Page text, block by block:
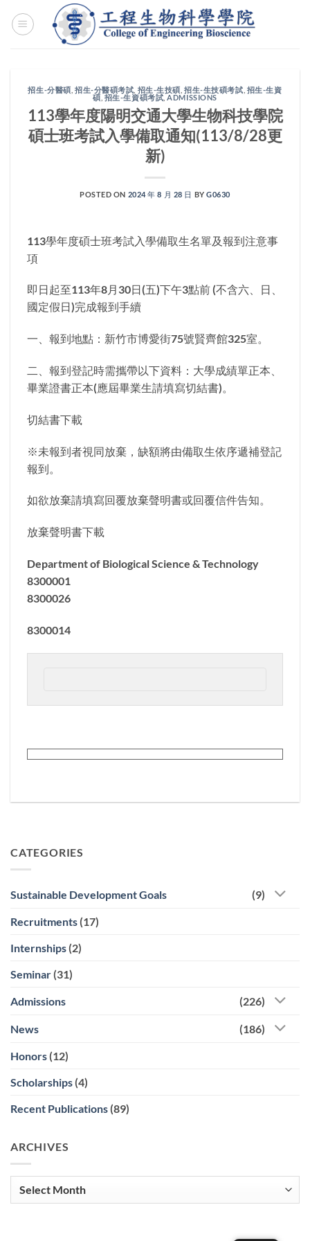
招生-分醫碩 招生-分醫碩考試 招生-生技碩 ,招生-生技碩考試 招生-生資
碩 ,招生-生資碩考試 ,ADMISSIONS
113學年度陽明交通大學生物科技學院
碩士班考試入學備取通知(113/8/28更
新)
POSTED ON 2024 年 8 月 28 日 BYG0630
113學年度碩士班考試入學備取生名單及報到注意事
項
即日起至113年8月30日(五)下午3點前 (不含六、日、
國定假日)完成報到手續
一、報到地點：新竹市博愛街75號賢齊館325室。
二、報到登記時需攜帶以下資料：大學成績單正本、
畢業證書正本(應屆畢業生請填寫切結書)。
切結書下載
※未報到者視同放棄，缺額將由備取生依序遞補登記
報到。
如欲放棄請填寫回覆放棄聲明書或回覆信件告知。
放棄聲明書下載
Department of Biological Science & Technology
8300001
8300026
8300014
CATEGORIES
Sustainable Development Goals (9)
Recruitments (17)
Internships (2)
Seminar (31)
Admissions (226)
News (186)
Honors (12)
Scholarships (4)
Recent Publications (89)
ARCHIVES